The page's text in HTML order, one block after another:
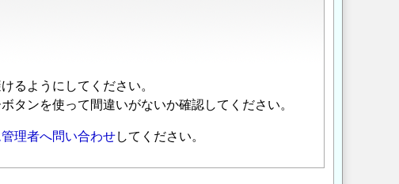
るようにしてください。
タンを使って間違いがないか確認してください。
理者へ問い合わせしてください。